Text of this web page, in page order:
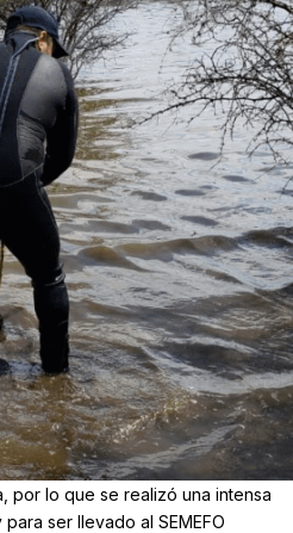
por lo que se realizó una intensa
ser llevado al SEMEFO